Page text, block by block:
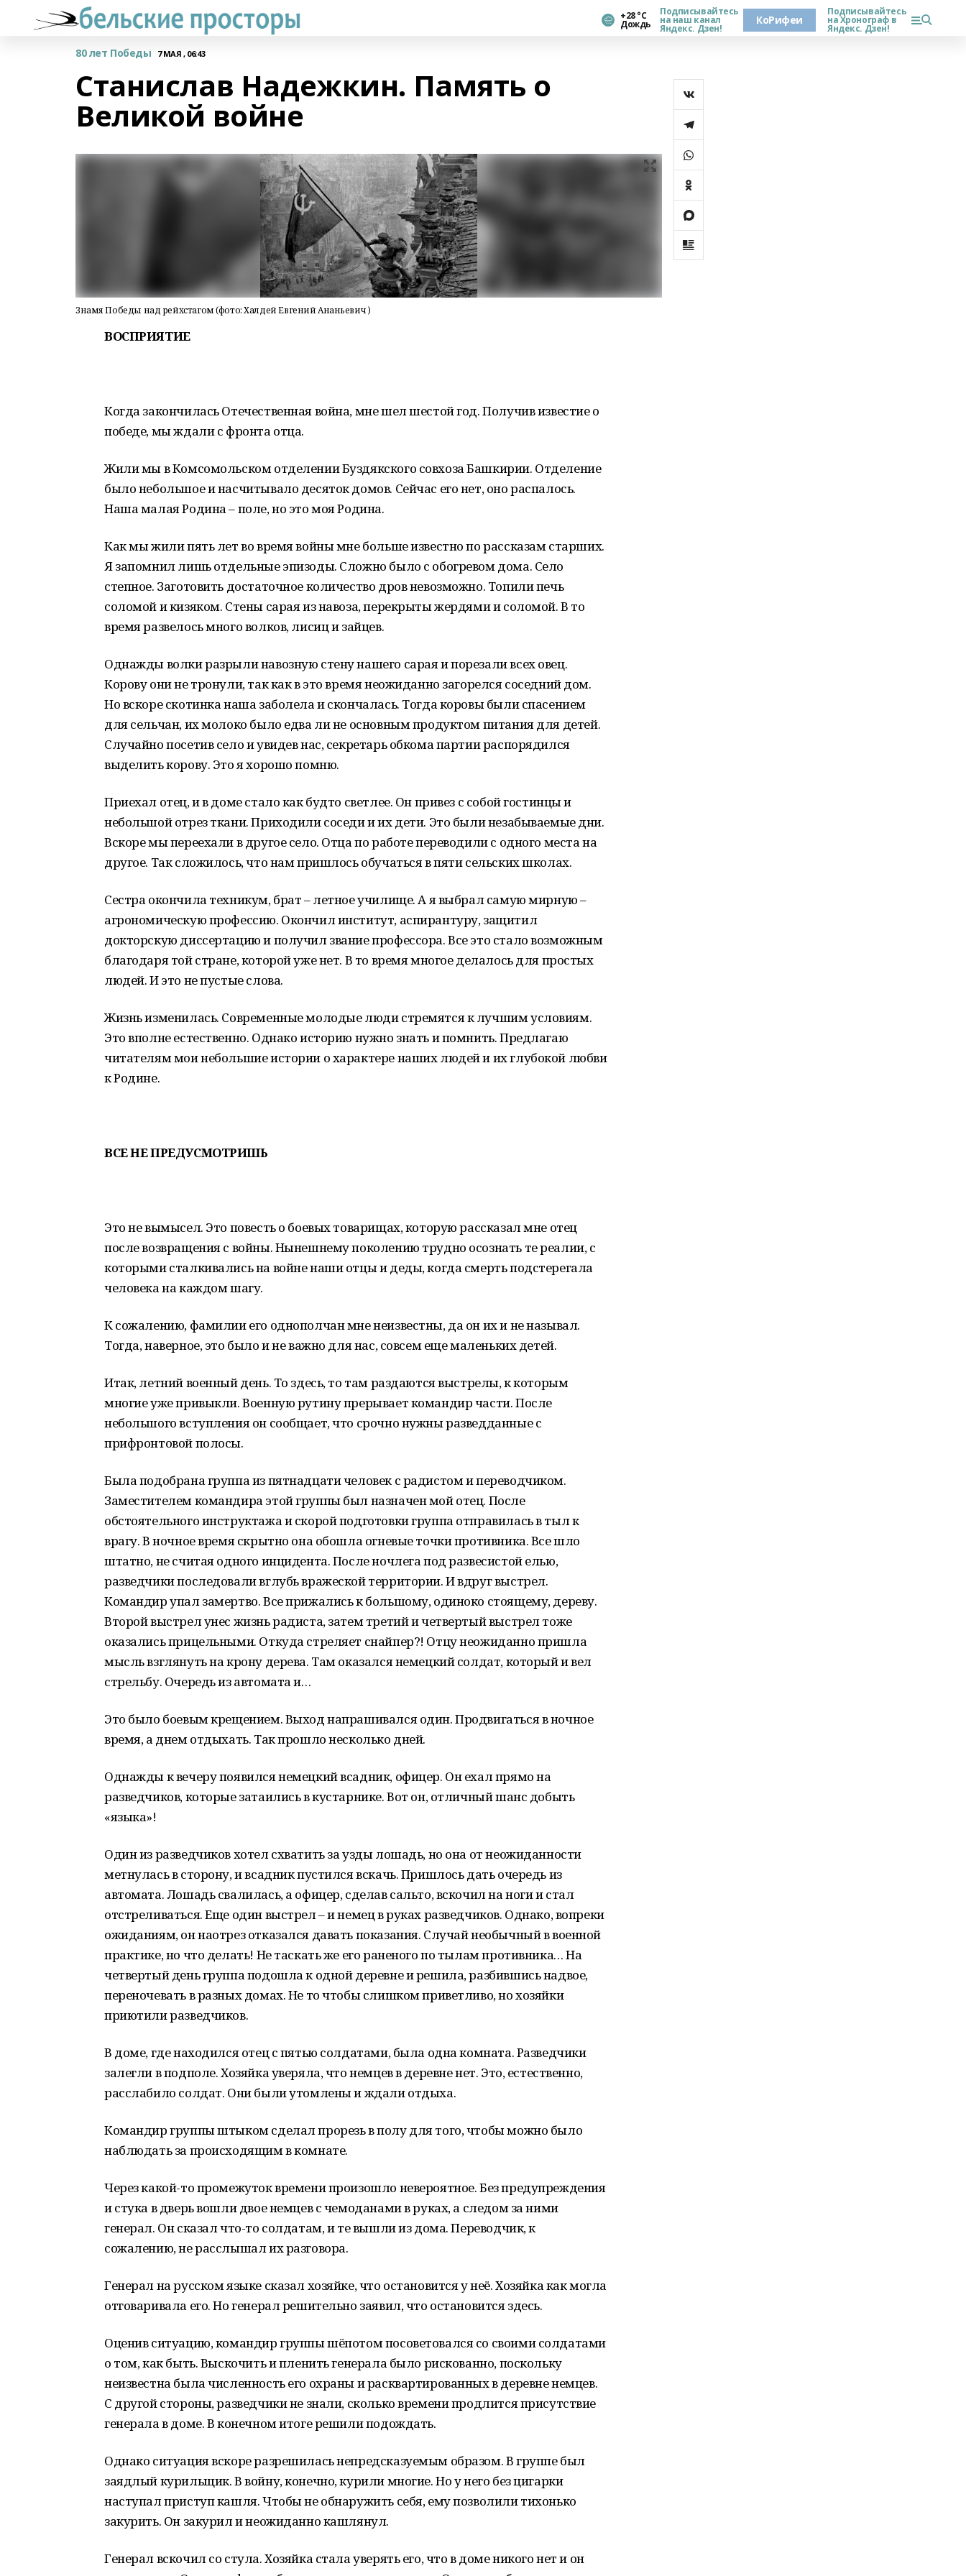
+28 °С
Дождь
Подписывайтесь
на наш канал
Яндекс. Дзен!
КоРифеи
Подписывайтесь
на Хронограф в
Яндекс. Дзен!
80 лет Победы 7 МАЯ , 06:43
Станислав Надежкин. Память о
Великой войне
Знамя Победы над рейхстагом (фото: Халдей Евгений Ананьевич )
ВОСПРИЯТИЕ
Когда закончилась Отечественная война, мне шел шестой год. Получив известие о
победе, мы ждали с фронта отца.
Жили мы в Комсомольском отделении Буздякского совхоза Башкирии. Отделение
было небольшое и насчитывало десяток домов. Сейчас его нет, оно распалось.
Наша малая Родина – поле, но это моя Родина.
Как мы жили пять лет во время войны мне больше известно по рассказам старших.
Я запомнил лишь отдельные эпизоды. Сложно было с обогревом дома. Село
степное. Заготовить достаточное количество дров невозможно. Топили печь
соломой и кизяком. Стены сарая из навоза, перекрыты жердями и соломой. В то
время развелось много волков, лисиц и зайцев.
Однажды волки разрыли навозную стену нашего сарая и порезали всех овец.
Корову они не тронули, так как в это время неожиданно загорелся соседний дом.
Но вскоре скотинка наша заболела и скончалась. Тогда коровы были спасением
для сельчан, их молоко было едва ли не основным продуктом питания для детей.
Случайно посетив село и увидев нас, секретарь обкома партии распорядился
выделить корову. Это я хорошо помню.
Приехал отец, и в доме стало как будто светлее. Он привез с собой гостинцы и
небольшой отрез ткани. Приходили соседи и их дети. Это были незабываемые дни.
Вскоре мы переехали в другое село. Отца по работе переводили с одного места на
другое. Так сложилось, что нам пришлось обучаться в пяти сельских школах.
Сестра окончила техникум, брат – летное училище. А я выбрал самую мирную –
агрономическую профессию. Окончил институт, аспирантуру, защитил
докторскую диссертацию и получил звание профессора. Все это стало возможным
благодаря той стране, которой уже нет. В то время многое делалось для простых
людей. И это не пустые слова.
Жизнь изменилась. Современные молодые люди стремятся к лучшим условиям.
Это вполне естественно. Однако историю нужно знать и помнить. Предлагаю
читателям мои небольшие истории о характере наших людей и их глубокой любви
к Родине.
ВСЕ НЕ ПРЕДУСМОТРИШЬ
Это не вымысел. Это повесть о боевых товарищах, которую рассказал мне отец
после возвращения с войны. Нынешнему поколению трудно осознать те реалии, с
которыми сталкивались на войне наши отцы и деды, когда смерть подстерегала
человека на каждом шагу.
К сожалению, фамилии его однополчан мне неизвестны, да он их и не называл.
Тогда, наверное, это было и не важно для нас, совсем еще маленьких детей.
Итак, летний военный день. То здесь, то там раздаются выстрелы, к которым
многие уже привыкли. Военную рутину прерывает командир части. После
небольшого вступления он сообщает, что срочно нужны разведданные с
прифронтовой полосы.
Была подобрана группа из пятнадцати человек с радистом и переводчиком.
Заместителем командира этой группы был назначен мой отец. После
обстоятельного инструктажа и скорой подготовки группа отправилась в тыл к
врагу. В ночное время скрытно она обошла огневые точки противника. Все шло
штатно, не считая одного инцидента. После ночлега под развесистой елью,
разведчики последовали вглубь вражеской территории. И вдруг выстрел.
Командир упал замертво. Все прижались к большому, одиноко стоящему, дереву.
Второй выстрел унес жизнь радиста, затем третий и четвертый выстрел тоже
оказались прицельными. Откуда стреляет снайпер?! Отцу неожиданно пришла
мысль взглянуть на крону дерева. Там оказался немецкий солдат, который и вел
стрельбу. Очередь из автомата и…
Это было боевым крещением. Выход напрашивался один. Продвигаться в ночное
время, а днем отдыхать. Так прошло несколько дней.
Однажды к вечеру появился немецкий всадник, офицер. Он ехал прямо на
разведчиков, которые затаились в кустарнике. Вот он, отличный шанс добыть
«языка»!
Один из разведчиков хотел схватить за узды лошадь, но она от неожиданности
метнулась в сторону, и всадник пустился вскачь. Пришлось дать очередь из
автомата. Лошадь свалилась, а офицер, сделав сальто, вскочил на ноги и стал
отстреливаться. Еще один выстрел – и немец в руках разведчиков. Однако, вопреки
ожиданиям, он наотрез отказался давать показания. Случай необычный в военной
практике, но что делать! Не таскать же его раненого по тылам противника… На
четвертый день группа подошла к одной деревне и решила, разбившись надвое,
переночевать в разных домах. Не то чтобы слишком приветливо, но хозяйки
приютили разведчиков.
В доме, где находился отец с пятью солдатами, была одна комната. Разведчики
залегли в подполе. Хозяйка уверяла, что немцев в деревне нет. Это, естественно,
расслабило солдат. Они были утомлены и ждали отдыха.
Командир группы штыком сделал прорезь в полу для того, чтобы можно было
наблюдать за происходящим в комнате.
Через какой-то промежуток времени произошло невероятное. Без предупреждения
и стука в дверь вошли двое немцев с чемоданами в руках, а следом за ними
генерал. Он сказал что-то солдатам, и те вышли из дома. Переводчик, к
сожалению, не расслышал их разговора.
Генерал на русском языке сказал хозяйке, что остановится у неё. Хозяйка как могла
отговаривала его. Но генерал решительно заявил, что остановится здесь.
Оценив ситуацию, командир группы шёпотом посоветовался со своими солдатами
о том, как быть. Выскочить и пленить генерала было рискованно, поскольку
неизвестна была численность его охраны и расквартированных в деревне немцев.
С другой стороны, разведчики не знали, сколько времени продлится присутствие
генерала в доме. В конечном итоге решили подождать.
Однако ситуация вскоре разрешилась непредсказуемым образом. В группе был
заядлый курильщик. В войну, конечно, курили многие. Но у него без цигарки
наступал приступ кашля. Чтобы не обнаружить себя, ему позволили тихонько
закурить. Он закурил и неожиданно кашлянул.
Генерал вскочил со стула. Хозяйка стала уверять его, что в доме никого нет и он